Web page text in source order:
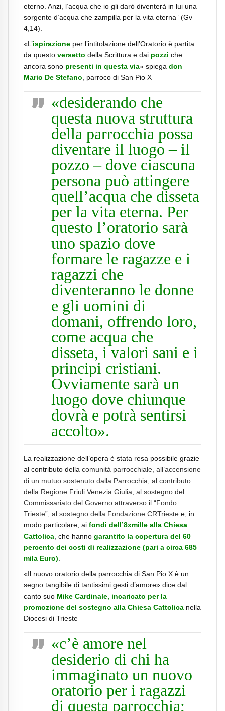
eterno. Anzi, l’acqua che io gli darò diventerà in lui una
sorgente d’acqua che zampilla per la vita eterna” (Gv
4,14).
«L’ispirazione per l’intitolazione dell’Oratorio è partita
da questo versetto della Scrittura e dai pozzi che
ancora sono presenti in questa via» spiega don
Mario De Stefano , parroco di San Pio X
«desiderando che
questa nuova struttura
della parrocchia possa
diventare il luogo – il
pozzo – dove ciascuna
persona può attingere
quell’acqua che disseta
per la vita eterna. Per
questo l’oratorio sarà
uno spazio dove
formare le ragazze e i
ragazzi che
diventeranno le donne
e gli uomini di
domani, offrendo loro,
come acqua che
disseta, i valori sani e i
principi cristiani.
Ovviamente sarà un
luogo dove chiunque
dovrà e potrà sentirsi
accolto».
La realizzazione dell’opera è stata resa possibile grazie
al contributo della comunità parrocchiale, all’accensione
di un mutuo sostenuto dalla Parrocchia, al contributo
della Regione Friuli Venezia Giulia, al sostegno del
Commissariato del Governo attraverso il “Fondo
Trieste”, al sostegno della Fondazione CRTrieste e, in
modo particolare, ai fondi dell’8xmille alla Chiesa
Cattolica, che hanno garantito la copertura del 60
percento dei costi di realizzazione (pari a circa 685
mila Euro).
«Il nuovo oratorio della parrocchia di San Pio X è un
segno tangibile di tantissimi gesti d’amore» dice dal
canto suo Mike Cardinale, incaricato per la
promozione del sostegno alla Chiesa Cattolica nella
Diocesi di Trieste
«c’è amore nel
desiderio di chi ha
immaginato un nuovo
oratorio per i ragazzi
di questa parrocchia;